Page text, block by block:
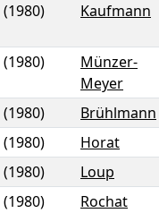
(1980) Kaufmann
(1980)
Münzer-
Meyer
(1980) Brühlmann
(1980) Horat
(1980) Loup
(1980) Rochat